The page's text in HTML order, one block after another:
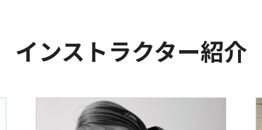
インストラクター紹介